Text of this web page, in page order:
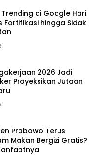
di Google Hari
Fortifikasi hingga Sidak
2026 Jadi
Proyeksikan Jutaan
Prabowo Terus
Makan Bergizi Gratis?